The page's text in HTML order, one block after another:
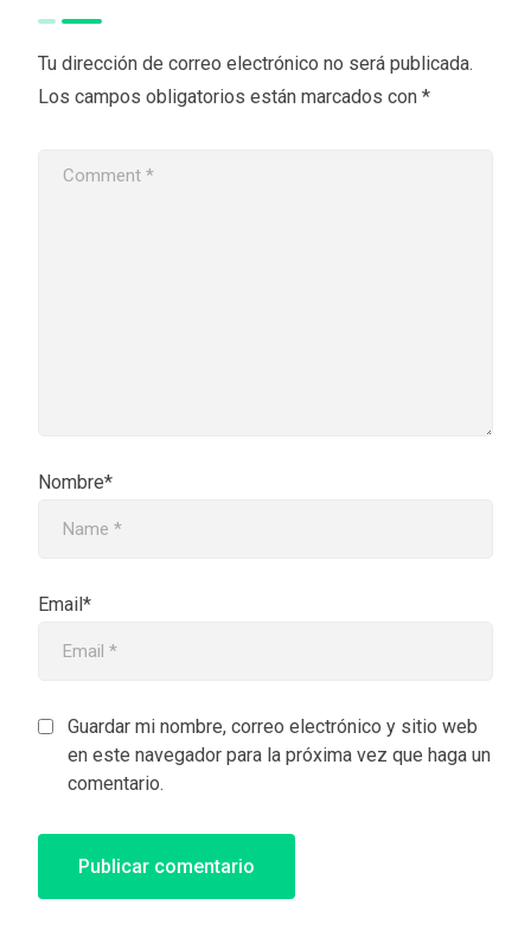
Tu dirección de correo electrónico no será publicada.
Los campos obligatorios están marcados con *
Nombre*
Email*
Guardar mi nombre, correo electrónico y sitio web
en este navegador para la próxima vez que haga un
comentario.